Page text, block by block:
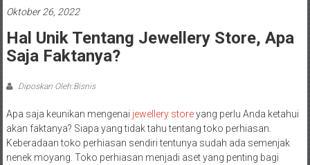
Oktober 26, 2022
Hal Unik Tentang Jewellery Store, Apa
Saja Faktanya?
Diposkan Oleh:Bisnis
Apa saja keunikan mengenai jewellery storeyang perlu Anda ketahui
akan faktanya? Siapa yang tidak tahu tentang toko perhiasan.
Keberadaan toko perhiasan sendiri tentunya sudah ada semenjak
nenek moyang. Toko perhiasan menjadi aset yang penting bagi